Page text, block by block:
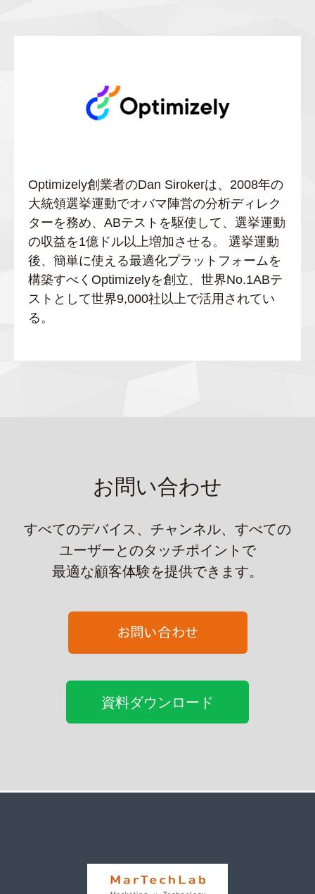
Optimizely創業者のDan Sirokerは、2008年の
大統領選挙運動でオバマ陣営の分析ディレク
ターを務め、ABテストを駆使して、選挙運動
の収益を1億ドル以上増加させる。 選挙運動
後、簡単に使える最適化プラットフォームを
構築すべくOptimizelyを創立、世界No.1ABテ
ストとして世界9,000社以上で活用されてい
る。
お問い合わせ
すべてのデバイス、チャンネル、すべての
ユーザーとのタッチポイントで
最適な顧客体験を提供できます。
資料ダウンロード